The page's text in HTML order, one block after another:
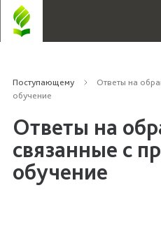
Поступающему
Ответы на
обучение
Ответы на
связанные с
обучение